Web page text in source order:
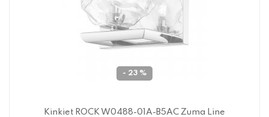
- 23 %
Kinkiet ROCK W0488-01A-B5AC Zuma Line